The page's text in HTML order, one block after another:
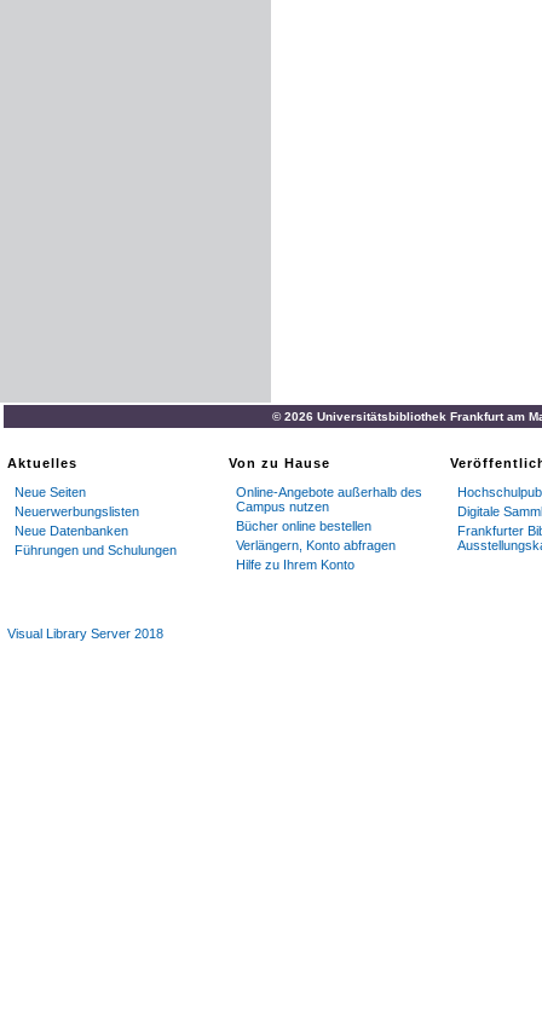
© 2026 Universitätsbibliothek Frankfurt am
Aktuelles
Neue Seiten
Neuerwerbungslisten
Neue Datenbanken
Führungen und Schulungen
Von zu Hause
Online-Angebote außerhalb des
Campus nutzen
Bücher online bestellen
Verlängern, Konto abfragen
Hilfe zu Ihrem Konto
Digitale
Frankfurter
Visual Library Server 2018